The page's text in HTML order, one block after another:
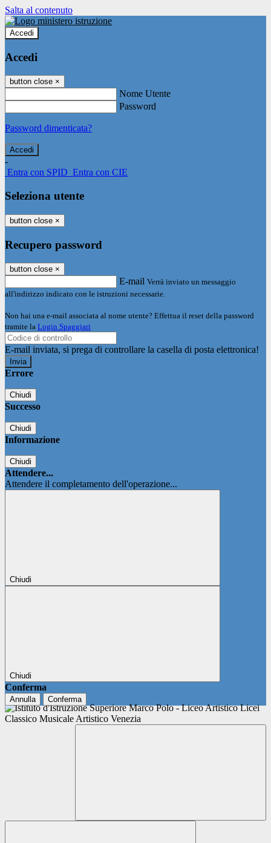
Salta al contenuto
Accedi
Accedi
button close ×
Nome Utente
Password
Password dimenticata?
-
Entra con SPID Entra con CIE
Seleziona utente
button close ×
Recupero password
button close ×
E-mail Verrà inviato un messaggio
all'indirizzo indicato con le istruzioni necessarie.
Non hai una e-mail associata al nome utente? Effettua il reset della password
tramite la Login Spaggiari
E-mail inviata, si prega di controllare la casella di posta elettronica!
Errore
Chiudi
Successo
Chiudi
Informazione
Chiudi
Attendere...
Attendere il completamento dell'operazione...
Chiudi
Chiudi
Conferma
Annulla Conferma